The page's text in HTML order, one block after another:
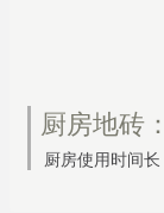
厨房地砖：
厨房使用时间